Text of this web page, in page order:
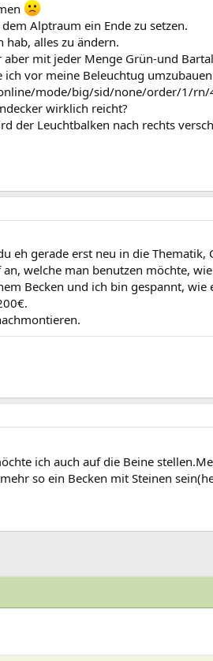
Alptraum ein Ende zu setzen.
hab, alles zu ändern.
mit jeder Menge Grün-und
vor meine Beleuchtug
mode/big/sid/none/order/1/
wirklich reicht?
der Leuchtbalken nach rechts
eh gerade erst neu in die
welche man benutzen möchte,
Becken und ich bin gespannt,
ich auch auf die Beine
so ein Becken mit Steinen